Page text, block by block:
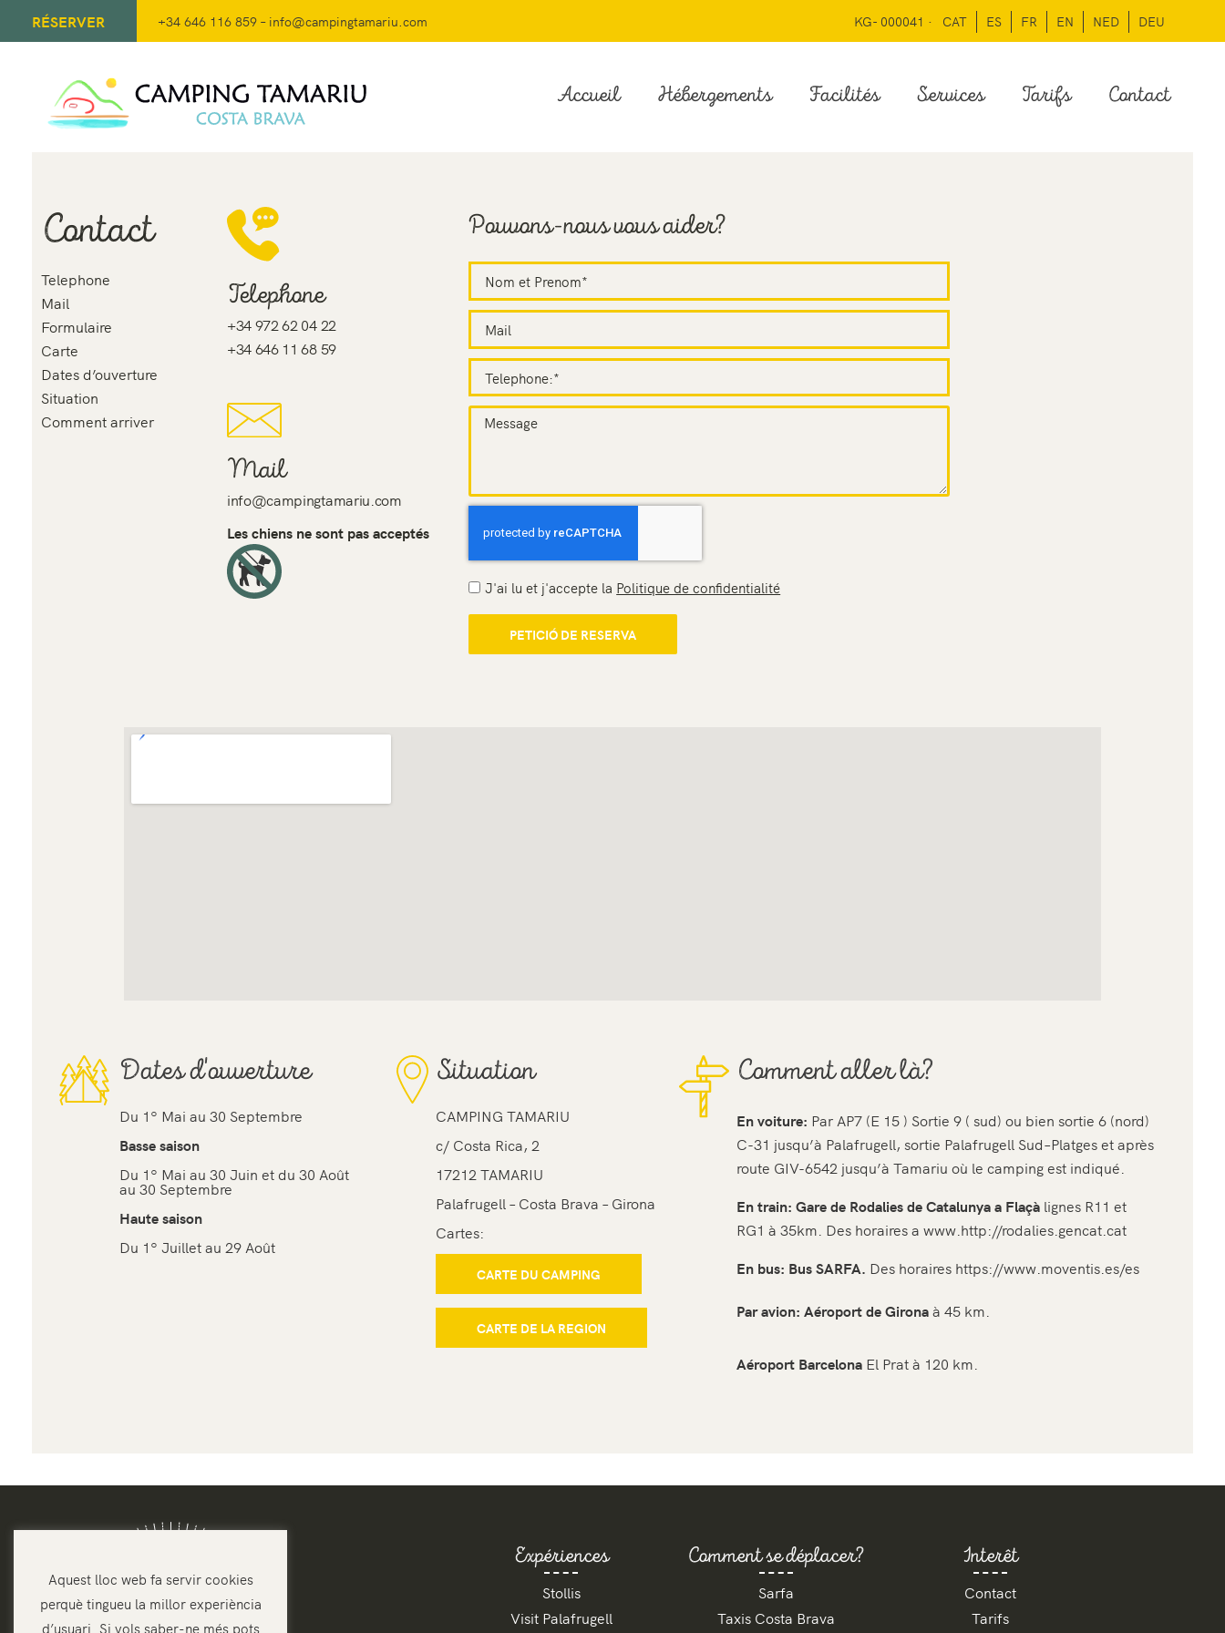
RÉSERVER +34 646 116 859 – info@campingtamariu.com KG- 000041 · CAT ES FR EN NED DEU
Accueil Hébergements Facilités Services Tarifs Contact
Contact
Telephone
Mail
Formulaire
Carte
Dates d’ouverture
Situation
Comment arriver
Telephone
+34 972 62 04 22
+34 646 11 68 59
Mail
info@campingtamariu.com
Les chiens ne sont pas acceptés
Pouvons-nous vous aider?
J'ai lu et j'accepte la Politique de confidentialité
PETICIÓ DE RESERVA
Dates d'ouverture
Du 1º Mai au 30 Septembre
Basse saison
Du 1º Mai au 30 Juin et du 30 Août
au 30 Septembre
Haute saison
Du 1º Juillet au 29 Août
Situation
CAMPING TAMARIU
c/ Costa Rica, 2
17212 TAMARIU
Palafrugell – Costa Brava – Girona
Cartes:
CARTE DU CAMPING
CARTE DE LA REGION
Comment aller là?
En voiture: Par AP7 (E 15 ) Sortie 9 ( sud) ou bien sortie 6 (nord)
C-31 jusqu’à Palafrugell, sortie Palafrugell Sud–Platges et après
route GIV-6542 jusqu’à Tamariu où le camping est indiqué.
En train: Gare de Rodalies de Catalunya a Flaçàlignes R11 et
RG1 à 35km. Des horaires a www.http://rodalies.gencat.cat
En bus: Bus SARFA. Des horaires https://www.moventis.es/es
Par avion: Aéroport de Gironaà 45 km.
Aéroport BarcelonaEl Prat à 120 km.
Expériences
Stollis
Visit Palafrugell
Comment se déplacer?
Sarfa
Taxis Costa Brava
Interêt
Contact
Tarifs
Aquest lloc web fa servir cookies
perquè tingueu la millor experiència
d’usuari. Si vols saber-ne més pots